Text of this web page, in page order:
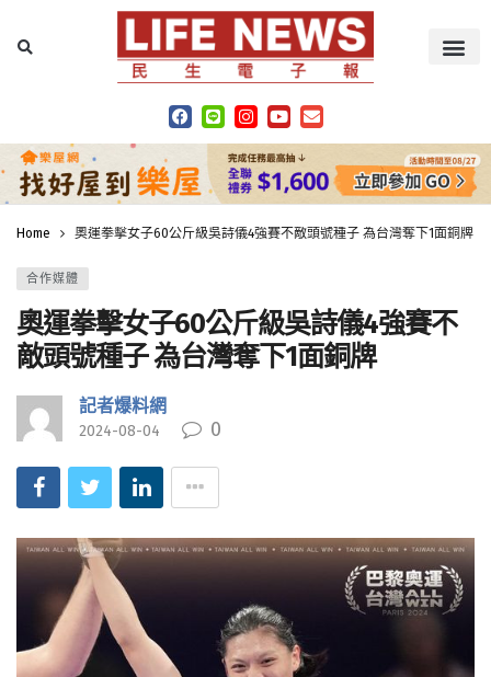
Home 奧運拳擊女子60公斤級吳詩儀4強賽不敵頭號種子 為台灣奪下1面銅牌
合作媒體
奧運拳擊女子60公斤級吳詩儀4強賽不
敵頭號種子 為台灣奪下1面銅牌
記者爆料網
2024-08-04 0